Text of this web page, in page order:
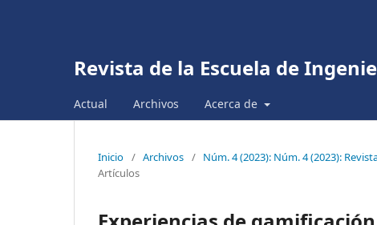
Revista de la Escuela de
Actual Archivos Acerca de
Inicio / Archivos / Núm. 4 (2023): Núm. 4 (2023):
Artículos